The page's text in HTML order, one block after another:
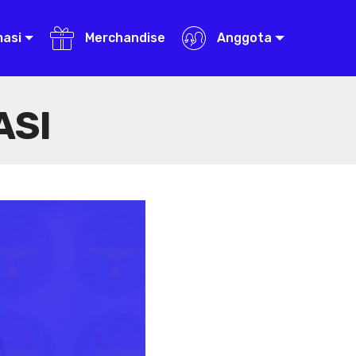
Merchandise Anggota